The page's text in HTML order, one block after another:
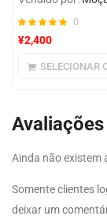
0
¥2,400
SELECIONAR
Avaliações
Ainda não existem
Somente clientes
deixar um